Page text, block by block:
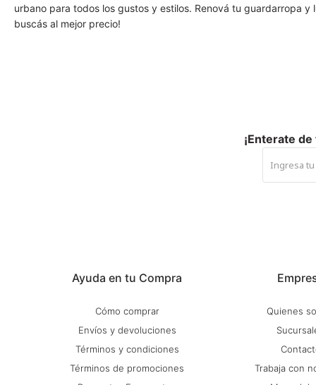
urbano para todos los gustos y estilos. Renová tu guardarropa
buscás al mejor precio!
Ayuda en tu Compra
Cómo comprar
Envíos y devoluciones
Términos y condiciones
Términos de promociones
Quienes
Trabaja con
¡Enterate